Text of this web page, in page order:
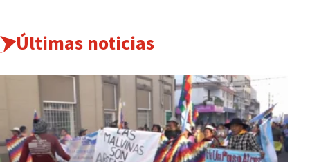
Últimas noticias